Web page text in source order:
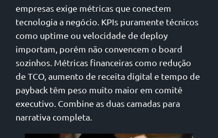
empresas exige métricas que conectem
tecnologia a negócio. KPIs puramente técnicos
como uptime ou velocidade de deploy
importam, porém não convencem o board
sozinhos. Métricas financeiras como redução
de TCO, aumento de receita digital e tempo de
payback têm peso muito maior em comitê
executivo. Combine as duas camadas para
narrativa completa.